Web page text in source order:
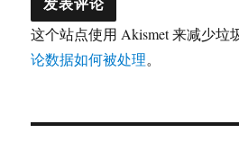
这个站点使用 Akismet 来减少垃
论数据如何被处理。